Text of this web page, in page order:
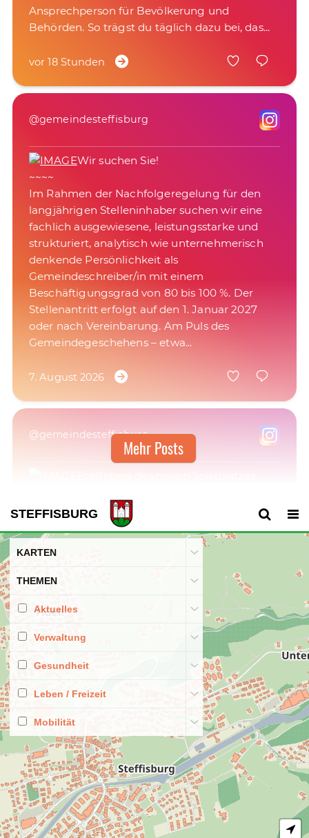
Ansprechperson für Bevölkerung und
vor 18 Stunden
@gemeindesteffisburg
Wir suchen Sie!
~~~~
Im Rahmen der Nachfolgeregelung für den
langjährigen Stelleninhaber suchen wir eine
fachlich ausgewiesene, leistungsstarke und
strukturiert, analytisch wie unternehmerisch
denkende Persönlichkeit als
Gemeindeschreiber/in mit einem
Beschäftigungsgrad von 80 bis 100 %. Der
Stellenantritt erfolgt auf den 1. Januar 2027
oder nach Vereinbarung. Am Puls des
7. August 2026
@gemeindesteffisburg
@gemeindesteffisburg
Die aktuellen Informationen aus dem
Gemeindehaus finden Sie auf unserer Website
Bild: © Ramon Lehmann Fotografie, alle
Rechte vorbehalten.
#steffisburg #3612 #3613 #3624
#gemeindesteffisburg
#infosgemeindehaus
#Informationen #news
24. Juli 2026
Mehr Posts